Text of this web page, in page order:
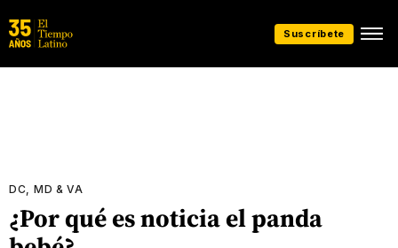
Suscríbete
DC, MD & VA
¿Por qué es noticia el panda